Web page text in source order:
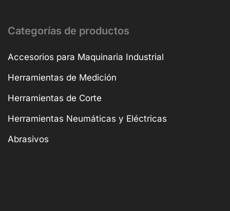
Categorías de productos
Accesorios para Maquinaria Industrial
Herramientas de Medición
Herramientas de Corte
Herramientas Neumáticas y Eléctricas
Abrasivos